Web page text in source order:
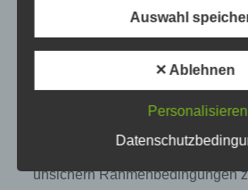
Aus diesem Grunde wird die
Risikomanagements schon bei
Eröffnungsveranstaltung der
wissenschaftlicher, aus
werden, um ein wirtschaftliches
unsichern Rahmenbedingungen
identifizierbare natürliche
personenbezogene Daten
Verarbeitung
c) Verarbeitung
Auswahl
✕ Ablehnen
Personalisieren